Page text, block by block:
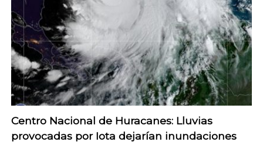
Centro Nacional de Huracanes: Lluvias
provocadas por Iota dejarían inundaciones